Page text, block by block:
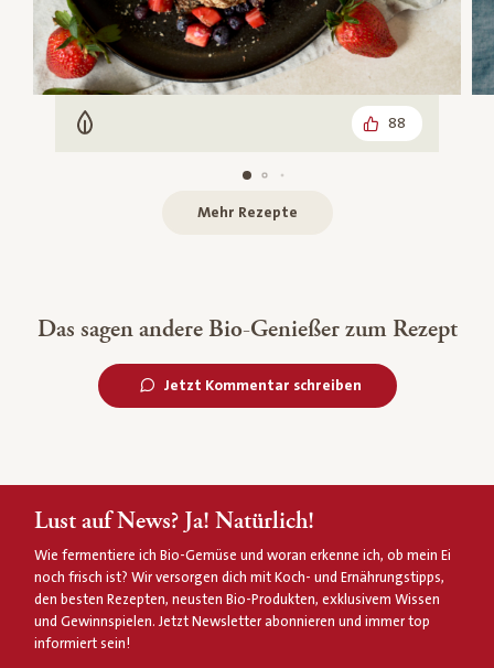
Vegetarisch 88
Mehr Rezepte
Das sagen andere Bio-Genießer zum Rezept
Jetzt Kommentar schreiben
Lust auf News? Ja! Natürlich!
Wie fermentiere ich Bio-Gemüse und woran erkenne ich, ob mein Ei
noch frisch ist? Wir versorgen dich mit Koch- und Ernährungstipps,
den besten Rezepten, neusten Bio-Produkten, exklusivem Wissen
und Gewinnspielen. Jetzt Newsletter abonnieren und immer top
informiert sein!